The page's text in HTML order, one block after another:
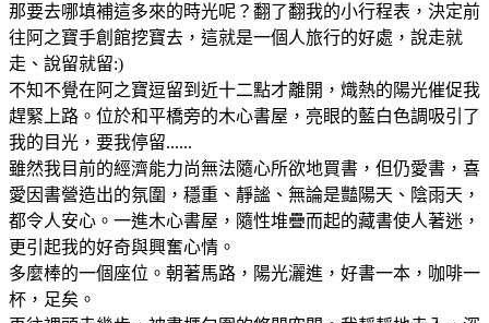
那要去哪填補這多來的時光呢？翻了翻我的小行程表，決定前
往阿之寶手創館挖寶去，這就是一個人旅行的好處，說走就
走、說留就留:)
不知不覺在阿之寶逗留到近十二點才離開，熾熱的陽光催促我
趕緊上路。位於和平橋旁的木心書屋，亮眼的藍白色調吸引了
我的目光，要我停留......
雖然我目前的經濟能力尚無法隨心所欲地買書，但仍愛書，喜
愛因書營造出的氛圍，穩重、靜謐、無論是豔陽天、陰雨天，
都令人安心。一進木心書屋，隨性堆疊而起的藏書使人著迷，
更引起我的好奇與興奮心情。
多麼棒的一個座位。朝著馬路，陽光灑進，好書一本，咖啡一
杯，足矣。